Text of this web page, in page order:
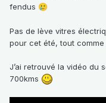
fendus 🥲
Pas de lève vitres
pour cet été, tout
J’ai retrouvé la vidéo du
700kms